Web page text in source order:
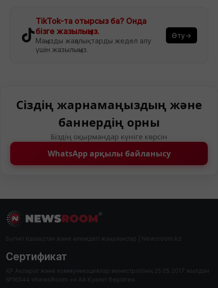
TikTok-та отырсыз ба? Онда
бізге жазылыңыз.
Маңызды жаңалықтарды жедел алу
үшін жазылыңыз.
Өту→
Сіздің жарнамаңыздың және
баннердің орны
Біздің оқырмандар күніге көрсін
WhatsApp арқылы байланысу
Бүгінгі Қазақстан және әлемдегі жаңалықтар | Newsroom.kz
Сертификат
ҚР Ақпарат және коммуникациялар министрлігінің 25.05.2017 жылдан
№16544 «NewsRoom +» АА Куәлігі берілген.